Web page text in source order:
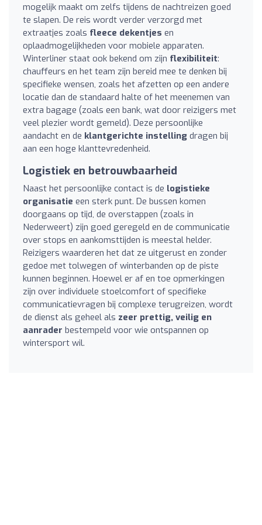
mogelijk maakt om zelfs tijdens de nachtreizen goed
te slapen. De reis wordt verder verzorgd met
extraatjes zoals fleece dekentjes en
oplaadmogelijkheden voor mobiele apparaten.
Winterliner staat ook bekend om zijn flexibiliteit:
chauffeurs en het team zijn bereid mee te denken bij
specifieke wensen, zoals het afzetten op een andere
locatie dan de standaard halte of het meenemen van
extra bagage (zoals een bank, wat door reizigers met
veel plezier wordt gemeld). Deze persoonlijke
aandacht en de klantgerichte instelling dragen bij
aan een hoge klanttevredenheid.
Logistiek en betrouwbaarheid
Naast het persoonlijke contact is de logistieke
organisatie een sterk punt. De bussen komen
doorgaans op tijd, de overstappen (zoals in
Nederweert) zijn goed geregeld en de communicatie
over stops en aankomsttijden is meestal helder.
Reizigers waarderen het dat ze uitgerust en zonder
gedoe met tolwegen of winterbanden op de piste
kunnen beginnen. Hoewel er af en toe opmerkingen
zijn over individuele stoelcomfort of specifieke
communicatievragen bij complexe terugreizen, wordt
de dienst als geheel als zeer prettig, veilig en
aanrader bestempeld voor wie ontspannen op
wintersport wil.